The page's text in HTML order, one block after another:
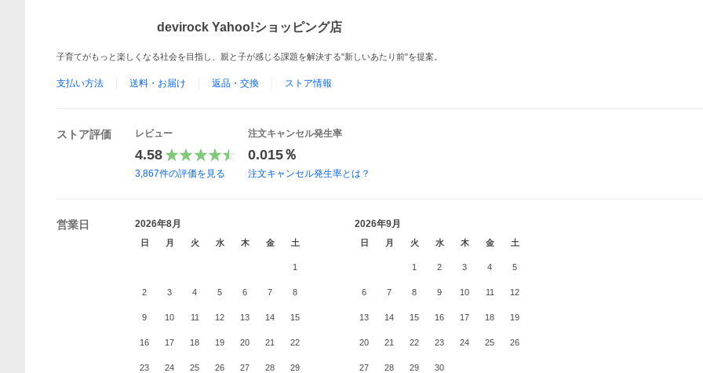
devirock Yahoo!ショッピング店
子育てがもっと楽しくなる社会を目指し、親と子が感じる課題を解決する"新しいあたり前"を提案。
支払い方法 送料・お届け 返品・交換 ストア情報
ストア評価 レビュー
4.58
3,867件の評価を見る
注文キャンセル発生率
0.015％
注文キャンセル発生率とは？
営業日 2026年8月
日 月 火 水 木 金 土
1
2 3 4 5 6 7 8
9 10 11 12 13 14 15
16 17 18 19 20 21 22
23 24 25 26 27 28 29
2026年9月
日 月 火 水 木 金 土
1 2 3 4 5
6 7 8 9 10 11 12
13 14 15 16 17 18 19
20 21 22 23 24 25 26
27 28 29 30